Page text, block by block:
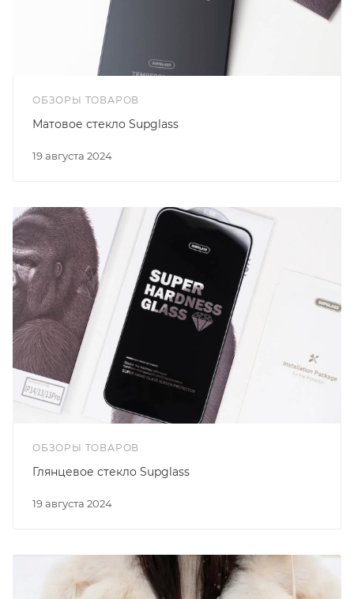
ОБЗОРЫ ТОВАРОВ
19 августа 2024
Матовое стекло Supglass
ОБЗОРЫ ТОВАРОВ
19 августа 2024
Глянцевое стекло Supglass